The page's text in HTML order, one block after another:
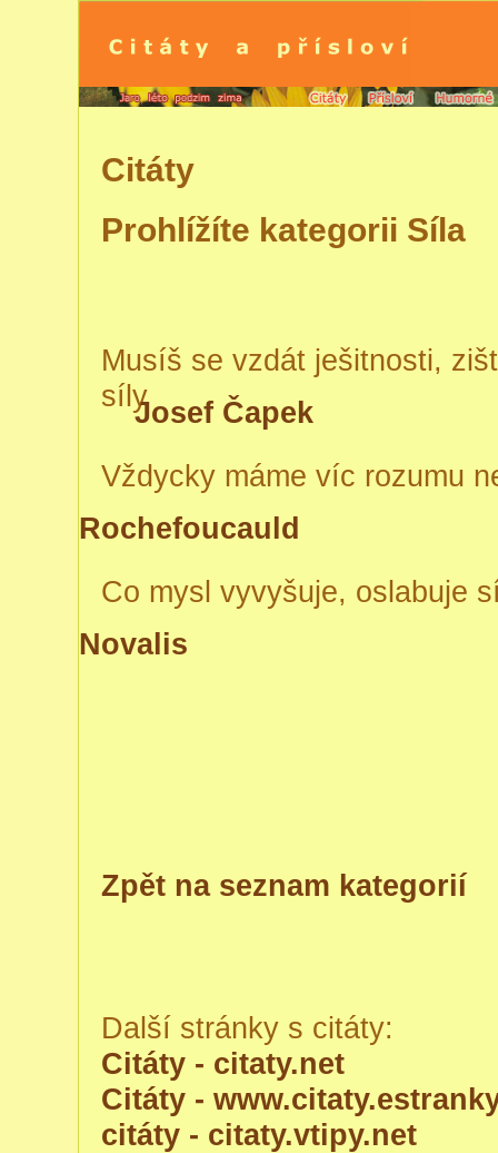
Citáty
Prohlížíte kategorii Síla
Musíš se vzdát ješitnosti,
sílyJosef Čapek
Vždycky máme víc rozumu
Rochefoucauld
Co mysl vyvyšuje, oslabuje
Novalis
Zpět na seznam kategorií
Další stránky s citáty:
Citáty - citaty.net
Citáty -
citáty - citaty.vtipy.net